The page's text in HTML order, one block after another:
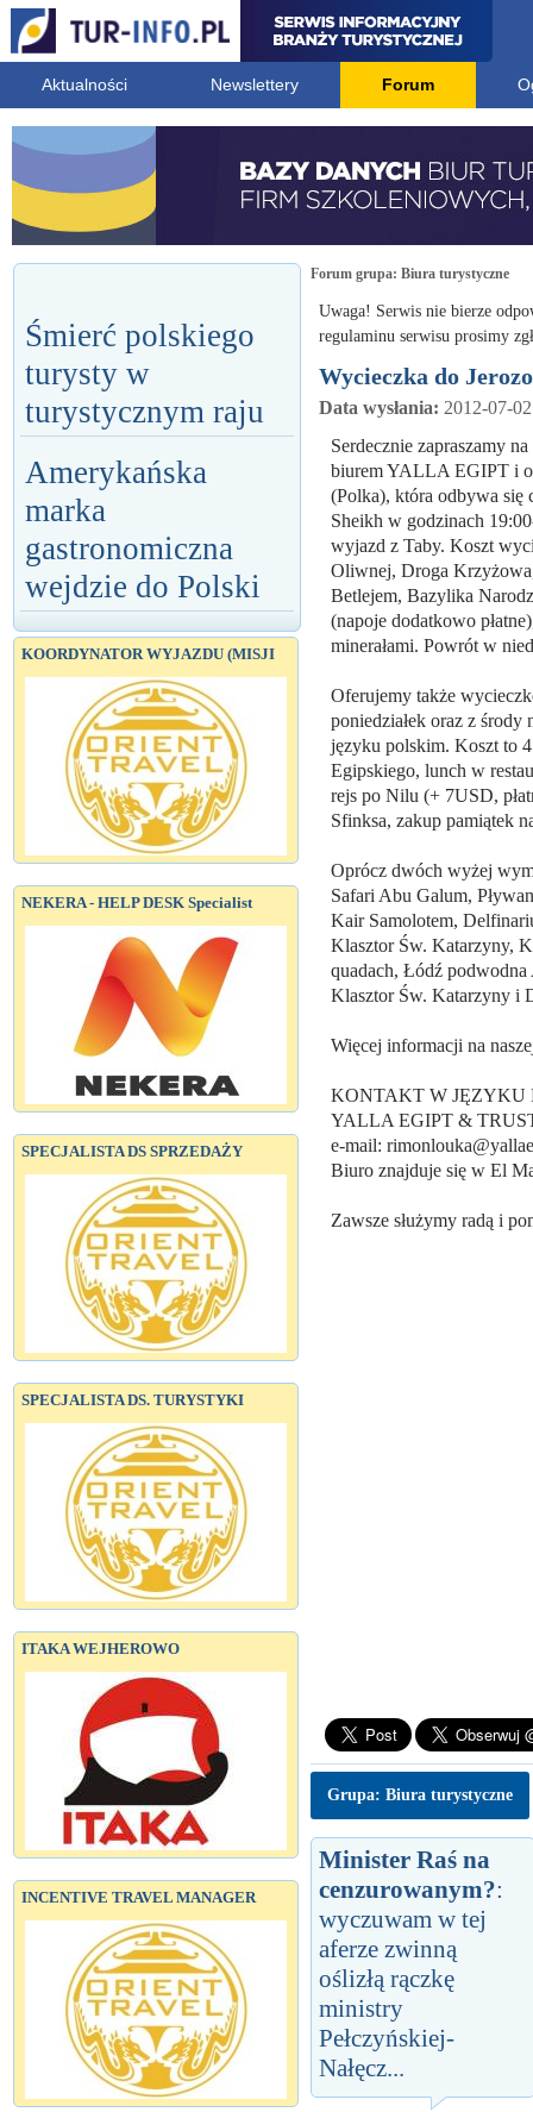
Aktualności Newslettery Forum
Śmierć polskiego
turysty w
turystycznym raju
Amerykańska
marka
gastronomiczna
wejdzie do Polski
KOORDYNATOR WYJAZDU (MISJI
NEKERA - HELP DESK Specialist
SPECJALISTA DS SPRZEDAŻY
SPECJALISTA DS. TURYSTYKI
ITAKA WEJHEROWO
INCENTIVE TRAVEL MANAGER
Forum grupa: Biura turystyczne
Uwaga! Serwis nie bierze
regulaminu serwisu prosimy
Wycieczka do
Data wysłania: 2012-07-
Serdecznie zapraszamy
biurem YALLA EGIPT i
(Polka), która odbywa się
Sheikh w godzinach
wyjazd z Taby. Koszt
Oliwnej, Droga
Betlejem, Bazylika
(napoje dodatkowo
minerałami. Powrót w
Oferujemy także
poniedziałek oraz z
języku polskim. Koszt to
Egipskiego, lunch w
rejs po Nilu (+ 7USD,
Sfinksa, zakup pamiątek
Oprócz dwóch wyżej
Safari Abu Galum,
Kair Samolotem,
Klasztor Św. Katarzyny,
quadach, Łódź podwodna
Klasztor Św. Katarzyny i
Więcej informacji na
KONTAKT W JĘZYKU
YALLA EGIPT &
e-mail:
Biuro znajduje się w El
Zawsze służymy radą i
Grupa: Biura turystyczne
Minister Raś na
cenzurowanym?:
wyczuwam w tej
aferze zwinną
oślizłą rączkę
ministry
Pełczyńskiej-
Nałęcz...